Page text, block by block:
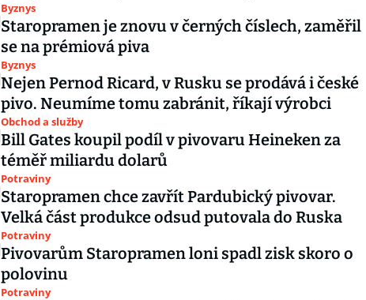
Byznys
Staropramen je znovu v černých číslech, zaměřil
se na prémiová piva
Byznys
Nejen Pernod Ricard, v Rusku se prodává i české
pivo. Neumíme tomu zabránit, říkají výrobci
Obchod a služby
Bill Gates koupil podíl v pivovaru Heineken za
téměř miliardu dolarů
Potraviny
Staropramen chce zavřít Pardubický pivovar.
Velká část produkce odsud putovala do Ruska
Potraviny
Pivovarům Staropramen loni spadl zisk skoro o
polovinu
Potraviny